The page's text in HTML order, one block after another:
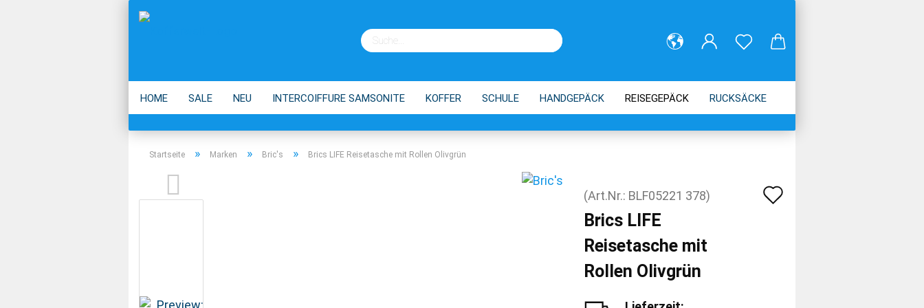
HOME SALE NEU INTERCOIFFURE SAMSONITE KOFFER SCHULE HANDGEPÄCK REISEGEPÄCK RUCKSÄCKE
ECO ACCESSOIRES MARKEN EINKAUFSTROLLEY TIPPS
Startseite » Marken » Bric's » Brics LIFE Reisetasche mit Rollen Olivgrün
(Art.Nr.: BLF05221 378)
Brics LIFE
Reisetasche mit
Rollen Olivgrün